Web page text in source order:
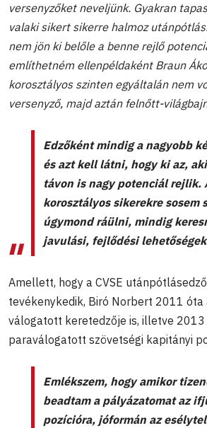
versenyzőket neveljünk. Gyakran
valaki sikert sikerre halmoz
nem jön ki belőle a benne rejlő
említhetném ellenpéldaként Braun
korosztályos szinten egyáltalán nem
versenyző, majd aztán felnőtt-
Edzőként mindig a nagyobb
és azt kell látni, hogy ki az,
távon is nagy potenciál rejlik.
korosztályos sikerekre sosem
úgymond ráülni, mindig
javulási, fejlődési
Amellett, hogy a CVSE
tevékenykedik, Biró Norbert 2011 óta
válogatott keretedzője is, illetve 2013
paraválogatott szövetségi kapitányi
Emlékszem, hogy amikor
beadtam a pályázatomat az
pozícióra, jóformán az